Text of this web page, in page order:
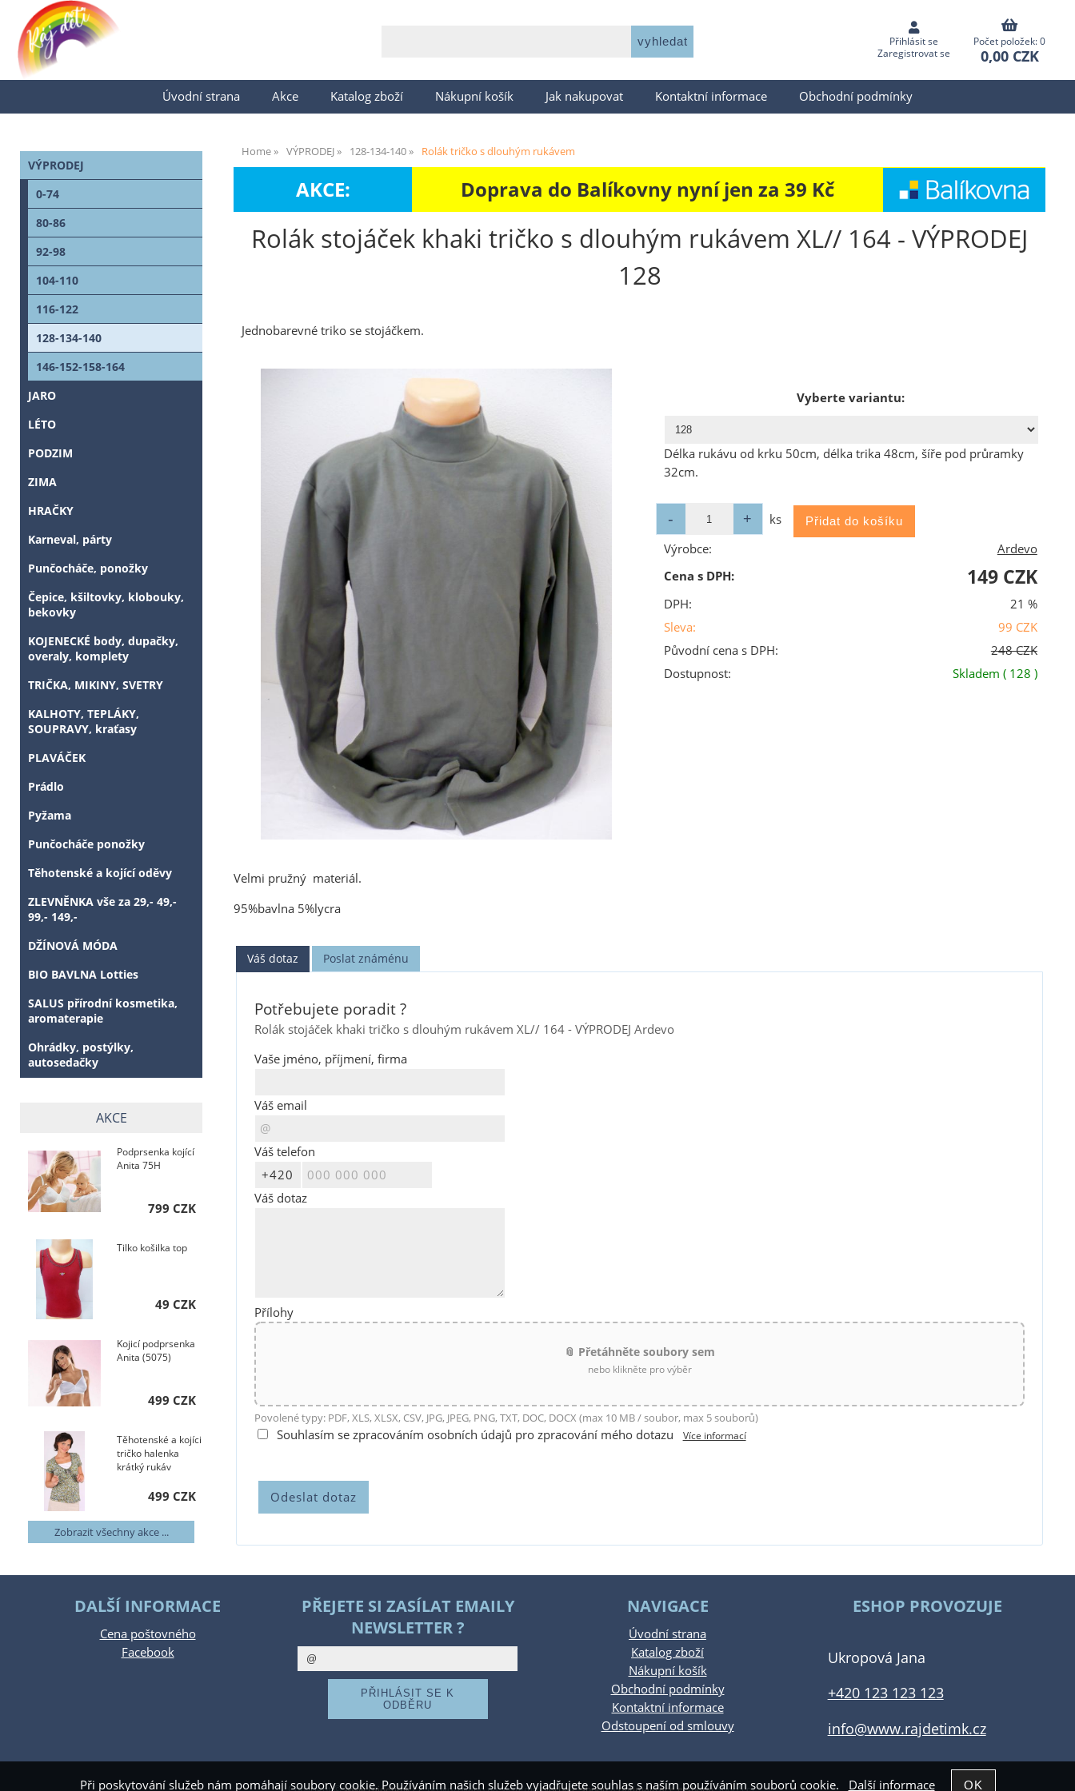
Přihlásit se
Zaregistrovat se
Počet položek: 0
0,00 CZK
Úvodní strana Akce Katalog zboží Nákupní košík Jak nakupovat Kontaktní informace Obchodní podmínky
Home VÝPRODEJ 128-134-140 Rolák tričko s dlouhým rukávem
AKCE: Doprava do Balíkovny nyní jen za 39 Kč
Rolák stojáček khaki tričko s dlouhým rukávem XL// 164 - VÝPRODEJ
128
Jednobarevné triko se stojáčkem.
Vyberte variantu:
Délka rukávu od krku 50cm, délka trika 48cm, šíře pod průramky
32cm.
ks
Výrobce:
Ardevo
Cena s DPH:
149 CZK
DPH:
21 %
Sleva:
99 CZK
Původní cena s DPH:
248 CZK
Dostupnost:
Skladem ( 128 )
Velmi pružný materiál.
95%bavlna 5%lycra
Váš dotaz Poslat známénu
Potřebujete poradit ?
Rolák stojáček khaki tričko s dlouhým rukávem XL// 164 - VÝPRODEJ Ardevo
Vaše jméno, příjmení, firma
Váš email
Váš telefon
Váš dotaz
Přílohy
📎 Přetáhněte soubory sem
nebo klikněte pro výběr
Povolené typy: PDF, XLS, XLSX, CSV, JPG, JPEG, PNG, TXT, DOC, DOCX (max 10 MB / soubor, max 5 souborů)
Souhlasím se zpracováním osobních údajů pro zpracování mého dotazu Více informací
VÝPRODEJ
0-74
80-86
92-98
104-110
116-122
128-134-140
146-152-158-164
JARO
LÉTO
PODZIM
ZIMA
HRAČKY
Karneval, párty
Punčocháče, ponožky
Čepice, kšiltovky, klobouky,
bekovky
KOJENECKÉ body, dupačky,
overaly, komplety
TRIČKA, MIKINY, SVETRY
KALHOTY, TEPLÁKY,
SOUPRAVY, kraťasy
PLAVÁČEK
Prádlo
Pyžama
Punčocháče ponožky
Těhotenské a kojící oděvy
ZLEVNĚNKA vše za 29,- 49,-
99,- 149,-
DŽÍNOVÁ MÓDA
BIO BAVLNA Lotties
SALUS přírodní kosmetika,
aromaterapie
Ohrádky, postýlky,
autosedačky
AKCE
Podprsenka kojící
Anita 75H
799 CZK
Tilko košilka top
49 CZK
Kojicí podprsenka
Anita (5075)
499 CZK
Těhotenské a kojíci
tričko halenka
krátký rukáv
499 CZK
Zobrazit všechny akce ...
DALŠÍ INFORMACE
Cena poštovného
Facebook
PŘEJETE SI ZASÍLAT EMAILY
NEWSLETTER ?
NAVIGACE
Úvodní strana
Katalog zboží
Nákupní košík
Obchodní podmínky
Kontaktní informace
Odstoupení od smlouvy
ESHOP PROVOZUJE
Ukropová Jana
+420 123 123 123
info@www.rajdetimk.cz
Při poskytování služeb nám pomáhají soubory cookie. Používáním našich služeb vyjadřujete souhlas s naším používáním souborů cookie. Další informace